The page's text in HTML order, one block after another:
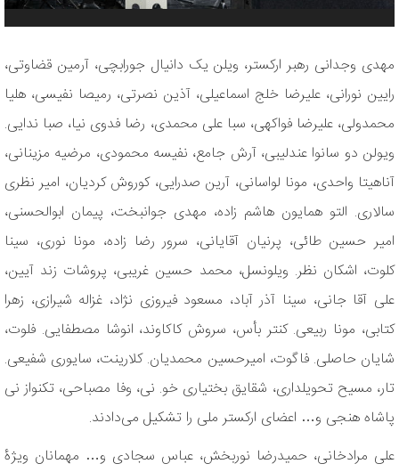
مهدی وجدانی رهبر ارکستر، ویلن یک دانیال جورابچی، آرمین قضاوتی،
رایین نورانی، علیرضا خلج اسماعیلی، آذین نصرتی، رمیصا نفیسی، هلیا
محمدولی، علیرضا فواکهی، سبا علی محمدی، رضا فدوی نیا، صبا ندایی.
ویولن دو سانوا عندلیبی، آرش جامع، نفیسه محمودی، مرضیه مزینانی،
آناهیتا واحدی، مونا لواسانی، آرین صدرایی، کوروش کردیان، امیر نظری
سالاری. التو همایون هاشم زاده، مهدی جوانبخت، پیمان ابوالحسنی،
امیر حسین طائی، پرنیان آقایانی، سرور رضا زاده، مونا نوری، سینا
کلوت، اشکان نظر. ویلونسل، محمد حسین غریبی، پروشات زند آیین،
علی آقا جانی، سینا آذر آباد، مسعود فیروزی نژاد، غزاله شیرازی، زهرا
کتابی، مونا ربیعی. کنتر بأس، سروش کاکاوند، انوشا مصطفایی. فلوت،
شایان حاصلی. فاگوت، امیرحسین محمدیان. کلارینت، سایوری شفیعی.
تار، مسیح تحویلداری، شقایق بختیاری خو. نی، وفا مصباحی، تکنواز نی
پاشاه هنجی و… اعضای ارکستر ملی را تشکیل می‌دادند.
علی مرادخانی، حمیدرضا نوربخش، عباس سجادی و… مهمانان ویژۀ